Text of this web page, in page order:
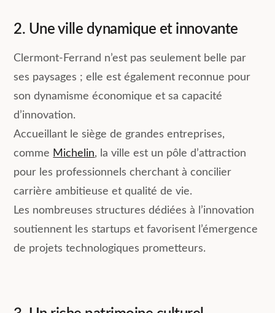
2. Une ville dynamique et innovante
Clermont-Ferrand n’est pas seulement belle par
ses paysages ; elle est également reconnue pour
son dynamisme économique et sa capacité
d’innovation.
Accueillant le siège de grandes entreprises,
comme Michelin, la ville est un pôle d’attraction
pour les professionnels cherchant à concilier
carrière ambitieuse et qualité de vie.
Les nombreuses structures dédiées à l’innovation
soutiennent les startups et favorisent l’émergence
de projets technologiques prometteurs.